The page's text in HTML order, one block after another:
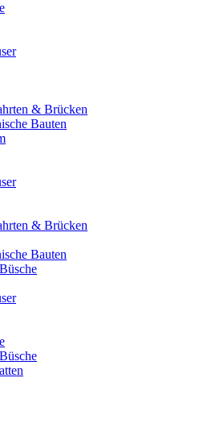
& Brücken
Bauten
& Brücken
Bauten